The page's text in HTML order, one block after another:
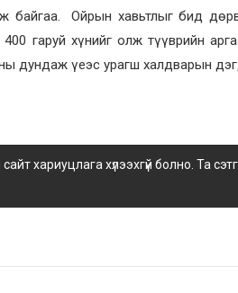
байгаа. Ойрын хавьтлыг бид
гаруй хүнийг олж түүврийн
дундаж үеэс урагш халдварын
хариуцлага хүлээхгүй болно. Та